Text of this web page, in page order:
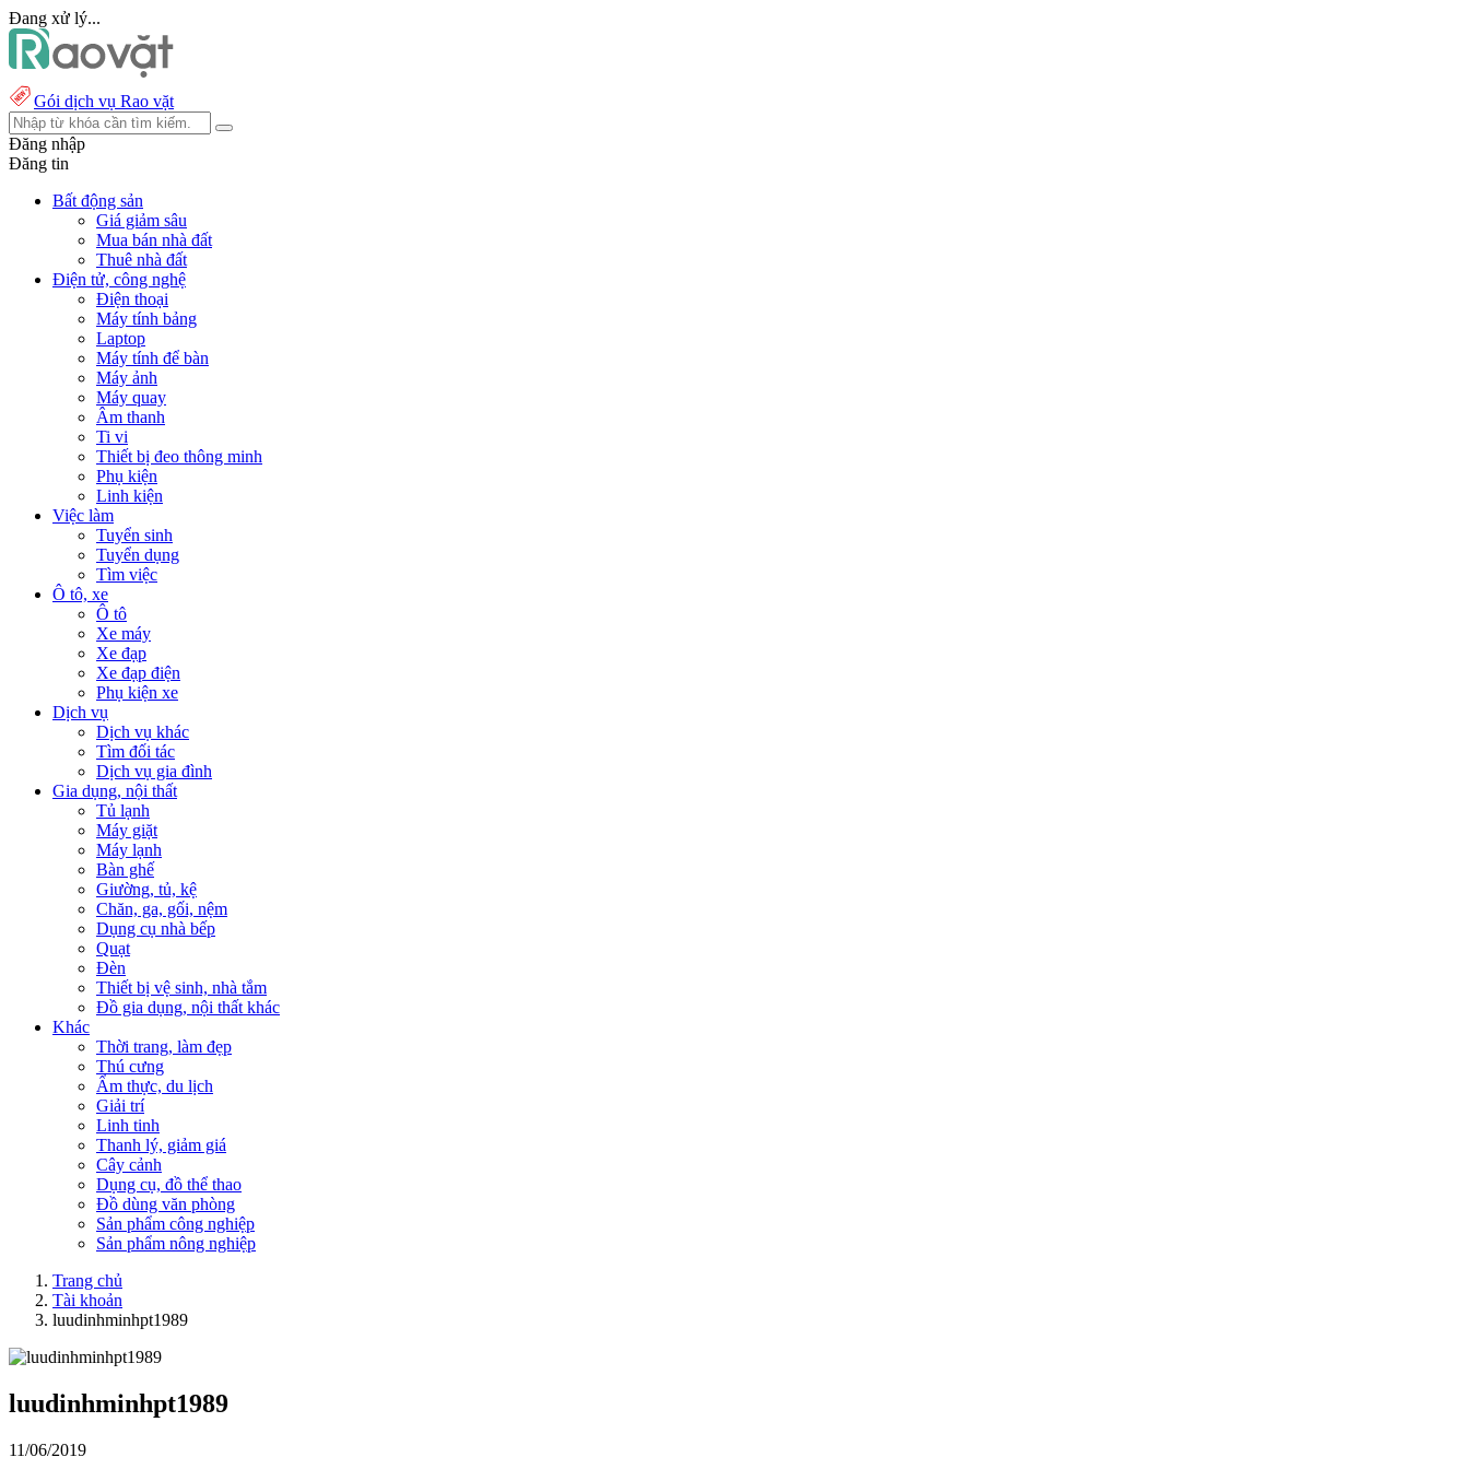
Đang xử lý...
Gói dịch vụ Rao vặt
Đăng nhập
Đăng tin
Bất động sản
Giá giảm sâu
Mua bán nhà đất
Thuê nhà đất
Điện tử, công nghệ
Điện thoại
Máy tính bảng
Laptop
Máy tính để bàn
Máy ảnh
Máy quay
Âm thanh
Ti vi
Thiết bị đeo thông minh
Phụ kiện
Linh kiện
Việc làm
Tuyển sinh
Tuyển dụng
Tìm việc
Ô tô, xe
Ô tô
Xe máy
Xe đạp
Xe đạp điện
Phụ kiện xe
Dịch vụ
Dịch vụ khác
Tìm đối tác
Dịch vụ gia đình
Gia dụng, nội thất
Tủ lạnh
Máy giặt
Máy lạnh
Bàn ghế
Giường, tủ, kệ
Chăn, ga, gối, nệm
Dụng cụ nhà bếp
Quạt
Đèn
Thiết bị vệ sinh, nhà tắm
Đồ gia dụng, nội thất khác
Khác
Thời trang, làm đẹp
Thú cưng
Ẩm thực, du lịch
Giải trí
Linh tinh
Thanh lý, giảm giá
Cây cảnh
Dụng cụ, đồ thể thao
Đồ dùng văn phòng
Sản phẩm công nghiệp
Sản phẩm nông nghiệp
Trang chủ
Tài khoản
luudinhminhpt1989
luudinhminhpt1989
11/06/2019